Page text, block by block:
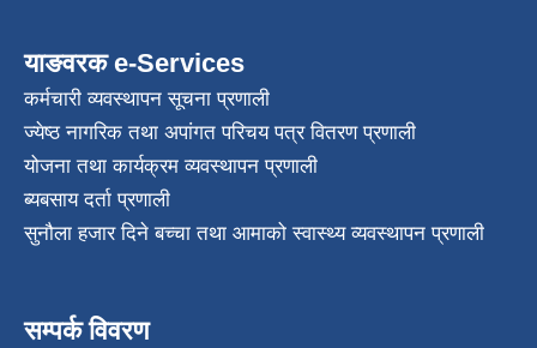
याङवरक e-Services
कर्मचारी व्यवस्थापन सूचना प्रणाली
ज्येष्ठ नागरिक तथा अपांगत परिचय पत्र वितरण प्रणाली
योजना तथा कार्यक्रम व्यवस्थापन प्रणाली
ब्यबसाय दर्ता प्रणाली
सुनौला हजार दिने बच्चा तथा आमाको स्वास्थ्य व्यवस्थापन प्रणाली
सम्पर्क विवरण